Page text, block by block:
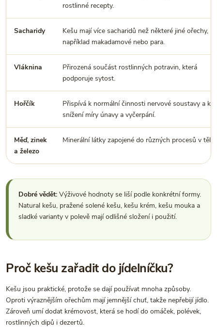
rostlinné recepty.
Sacharidy
Kešu mají více sacharidů než některé jiné ořechy,
například makadamové nebo para.
Vláknina
Přirozená součást rostlinných potravin, která
podporuje sytost.
Hořčík
Přispívá k normální činnosti nervové soustavy a ke
snížení míry únavy a vyčerpání.
Měď, zinek
a železo
Minerální látky zapojené do různých procesů v těle.
Dobré vědět: Výživové hodnoty se liší podle konkrétní formy.
Natural kešu, pražené solené kešu, kešu krém, kešu mouka a
sladké varianty v polevě mají odlišné složení i použití.
Proč kešu zařadit do jídelníčku?
Kešu jsou praktické, protože se dají používat mnoha způsoby.
Oproti výraznějším ořechům mají jemnější chuť, takže nepřebijí jídlo.
Zároveň umí dodat krémovost, která se hodí do omáček, polévek,
rostlinných dipů i dezertů.